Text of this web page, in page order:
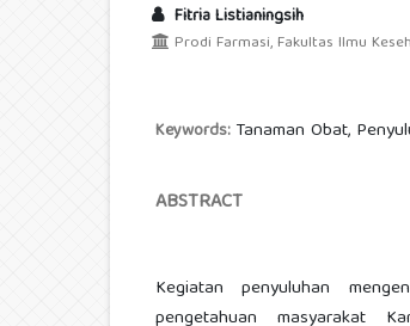
Fitria Listianingsih
Prodi Farmasi, Fakultas Ilmu
Keywords: Tanaman Obat,
ABSTRACT
Kegiatan penyuluhan
pengetahuan masyarakat